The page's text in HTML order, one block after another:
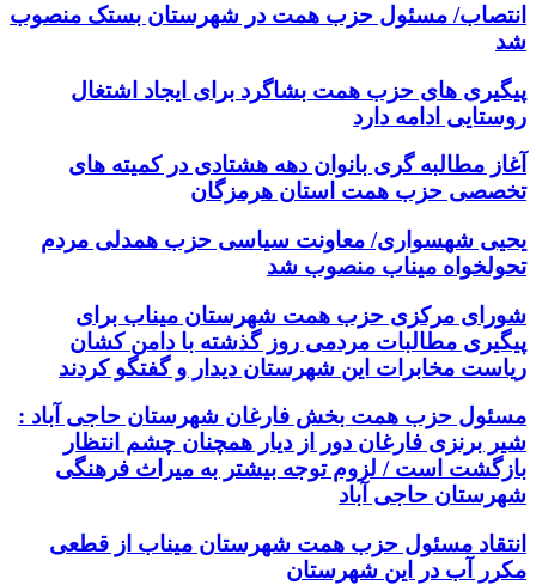
انتصاب/ مسئول حزب همت در شهرستان بستک منصوب
شد
پیگیری های حزب همت بشاگرد برای ایجاد اشتغال
روستایی ادامه دارد
آغاز مطالبه گری بانوان دهه هشتادی در کمیته های
تخصصی حزب همت استان هرمزگان
یحیی شهسواری/ معاونت سیاسی حزب همدلی مردم
تحولخواه میناب منصوب شد
شورای مرکزی حزب همت شهرستان میناب برای
پیگیری مطالبات مردمی روز گذشته با دامن کشان
ریاست مخابرات این شهرستان دیدار و گفتگو کردند
مسئول حزب همت بخش فارغان شهرستان حاجی آباد :
شیر برنزی فارغان دور از دیار همچنان چشم انتظار
بازگشت است / لزوم توجه بیشتر به میراث فرهنگی
شهرستان حاجی آباد
انتقاد مسئول حزب همت شهرستان میناب از قطعی
مکرر آب در این شهرستان